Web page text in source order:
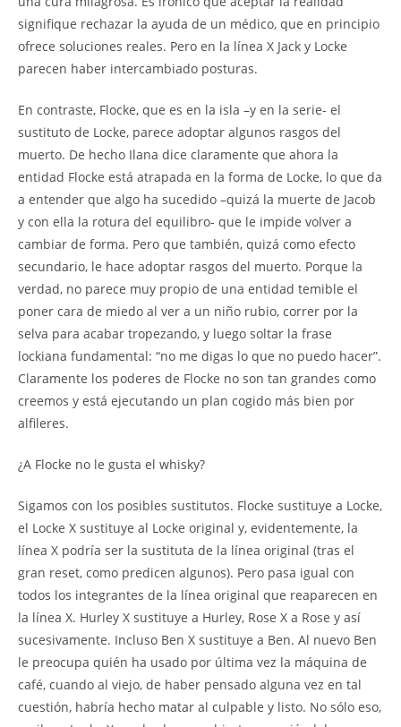
signifique rechazar la ayuda de un médico, que en principio
ofrece soluciones reales. Pero en la línea X Jack y Locke
parecen haber intercambiado posturas.
En contraste, Flocke, que es en la isla –y en la serie- el
sustituto de Locke, parece adoptar algunos rasgos del
muerto. De hecho Ilana dice claramente que ahora la
entidad Flocke está atrapada en la forma de Locke, lo que da
a entender que algo ha sucedido –quizá la muerte de Jacob
y con ella la rotura del equilibro- que le impide volver a
cambiar de forma. Pero que también, quizá como efecto
secundario, le hace adoptar rasgos del muerto. Porque la
verdad, no parece muy propio de una entidad temible el
poner cara de miedo al ver a un niño rubio, correr por la
selva para acabar tropezando, y luego soltar la frase
lockiana fundamental: “no me digas lo que no puedo hacer”.
Claramente los poderes de Flocke no son tan grandes como
creemos y está ejecutando un plan cogido más bien por
alfileres.
¿A Flocke no le gusta el whisky?
Sigamos con los posibles sustitutos. Flocke sustituye a Locke,
el Locke X sustituye al Locke original y, evidentemente, la
línea X podría ser la sustituta de la línea original (tras el
gran reset, como predicen algunos). Pero pasa igual con
todos los integrantes de la línea original que reaparecen en
la línea X. Hurley X sustituye a Hurley, Rose X a Rose y así
sucesivamente. Incluso Ben X sustituye a Ben. Al nuevo Ben
le preocupa quién ha usado por última vez la máquina de
café, cuando al viejo, de haber pensado alguna vez en tal
cuestión, habría hecho matar al culpable y listo. No sólo eso,